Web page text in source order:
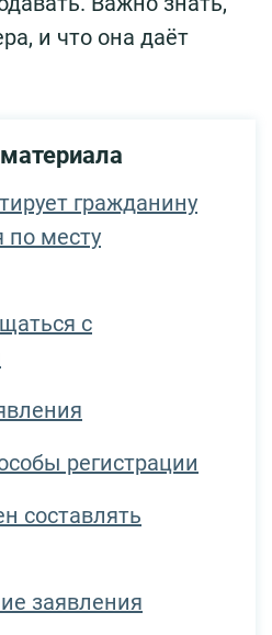
и что она даёт
гражданину
по месту
с
регистрации
составлять
заявления